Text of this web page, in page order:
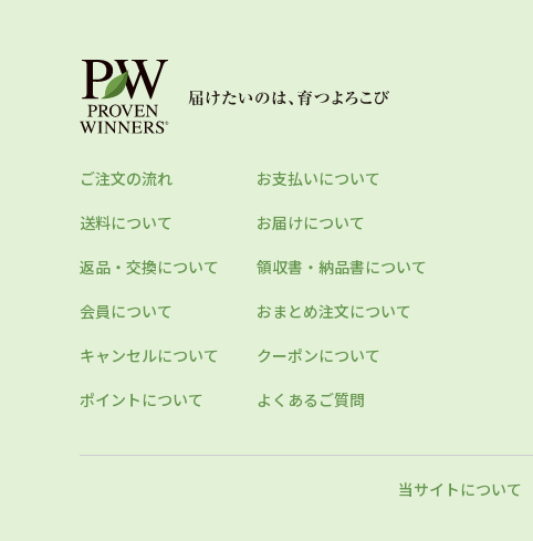
ご注文の流れ
お支払いについて
送料について
お届けについて
返品・交換について
領収書・納品書について
会員について
おまとめ注文について
キャンセルについて
クーポンについて
ポイントについて
よくあるご質問
当サイトについて